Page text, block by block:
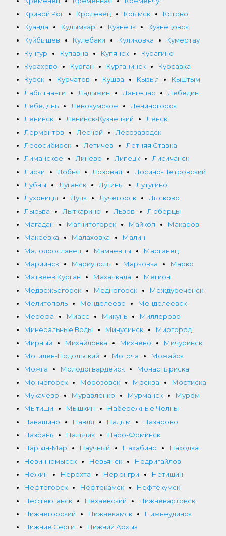
Кривой Рог
Кролевец Крымск
Кстово
Куанда
Кудымкар Кузнецк
Кузнецовск
Куйбышев
Кулебаки Куликовка
Кумертау
Кунгур
Купавна Купянск
Курагино
Курахово
Курган Курганинск
Курсавка
Курск
Курчатов Кушва Кызыл
Кыштым
Лабытнанги
Ладыжин Лангепас
Лебедин
Лебедянь
Левокумское
Лениногорск
Ленинск
Ленинск-Кузнецкий
Ленск
Лермонтов
Лесной
Лесозаводск
Лесосибирск
Летичев
Летняя Ставка
Лиманское
Линево Липецк
Лисичанск
Лиски
Лобня Лозовая
Лосино-Петровский
Лубны
Луганск Лугины
Лутугино
Луховицы
Луцк Лучегорск
Лысково
Лысьва
Лыткарино Львов
Люберцы
Магадан
Магнитогорск Майкоп
Макаров
Макеевка
Малаховка
Малин
Малоярославец
Мамаевцы
Марганец
Мариинск
Мариуполь Марковка
Маркс
Матвеев Курган
Махачкала
Мегион
Медвежьегорск
Медногорск
Междуреченск
Мелитополь
Менделеево
Менделеевск
Мерефа
Миасс Микунь
Миллерово
Минеральные Воды
Минусинск
Миргород
Мирный
Михайловка Михнево
Мичуринск
Могилёв-Подольский
Могоча
Можайск
Можга
Молодогвардейск
Монастыриска
Мончегорск
Морозовск Москва
Мостиска
Мукачево
Муравленко Мурманск
Муром
Мытищи
Мышкин
Набережные Челны
Навашино
Навля Надым
Назарово
Назрань
Нальчик
Наро-Фоминск
Нарьян-Мар
Научный Нахабино
Находка
Невинномысск
Невьянск
Недригайлов
Нежин
Нерехта Нерюнгри
Нетишин
Нефтегорск
Нефтекамск
Нефтекумск
Нефтеюганск
Нехаевский
Нижневартовск
Нижнегорский
Нижнекамск
Нижнеудинск
Нижние Серги
Нижний Архыз